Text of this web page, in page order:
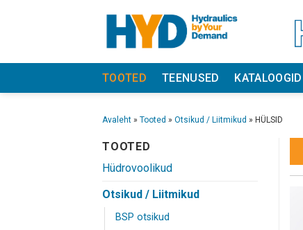
TOOTED TEENUSED KATALOOGID
Avaleht » Tooted » Otsikud / Liitmikud » HÜLSID
TOOTED
Hüdrovoolikud
Otsikud / Liitmikud
BSP otsikud